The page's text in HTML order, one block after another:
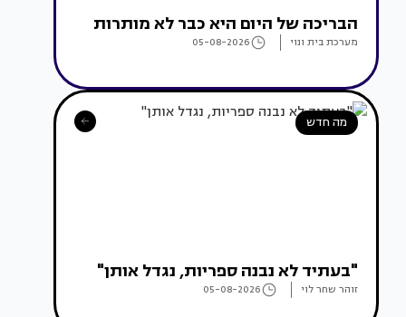
הבריכה של היום היא כבר לא מותרות
מערכת בית ונוי 05-08-2026
מה חדש
"בעתיד לא נבנה ספריות, נגדל אותן"
זוהר שחר לוי 05-08-2026